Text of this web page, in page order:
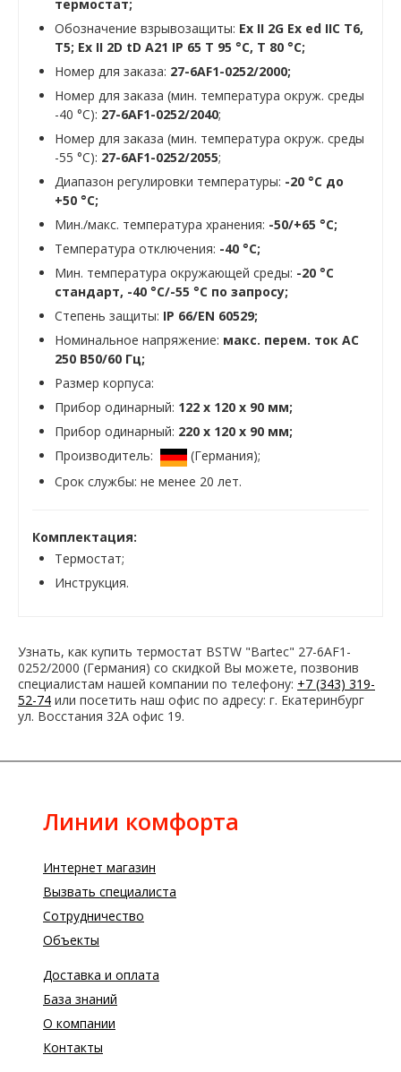
термостат;
Обозначение взрывозащиты: Ex II 2G Ex ed IIC T6,
T5; Ex II 2D tD A21 IP 65 T 95 °C, T 80 °C;
Номер для заказа: 27-6AF1-0252/2000;
Номер для заказа (мин. температура окруж. среды
-40 °C): 27-6AF1-0252/2040;
Номер для заказа (мин. температура окруж. среды
-55 °C): 27-6AF1-0252/2055;
Диапазон регулировки температуры: -20 °C до
+50 °C;
Мин./макс. температура хранения: -50/+65 °C;
Температура отключения: -40 °C;
Мин. температура окружающей среды: -20 °C
стандарт, -40 °C/-55 °C по запросу;
Степень защиты: IP 66/EN 60529;
Номинальное напряжение: макс. перем. ток AC
250 В50/60 Гц;
Размер корпуса:
Прибор одинарный: 122 x 120 x 90 мм;
Прибор одинарный: 220 x 120 x 90 мм;
Производитель:
(Германия);
Срок службы: не менее 20 лет.
Комплектация:
Термостат;
Инструкция.
Узнать, как купить термостат BSTW "Bartec" 27-6AF1-
0252/2000 (Германия) со скидкой Вы можете, позвонив
специалистам нашей компании по телефону: +7 (343) 319-
52-74 или посетить наш офис по адресу: г. Екатеринбург
ул. Восстания 32А офис 19.
Линии комфорта
Интернет магазин
Вызвать специалиста
Сотрудничество
Объекты
Доставка и оплата
База знаний
О компании
Контакты